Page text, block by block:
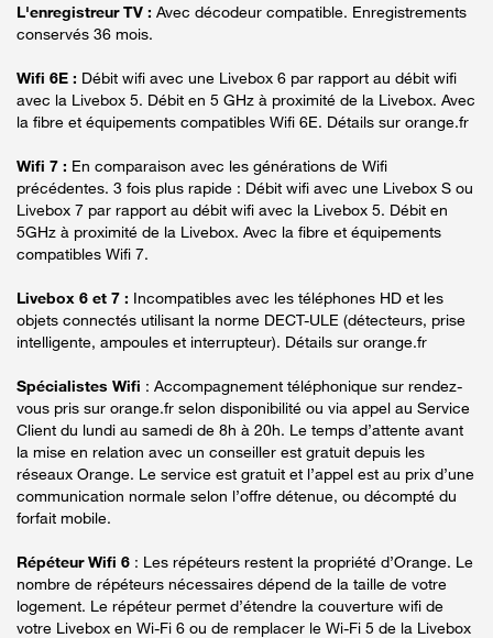
L'enregistreur TV : Avec décodeur compatible. Enregistrements
conservés 36 mois.
Wifi 6E : Débit wifi avec une Livebox 6 par rapport au débit wifi
avec la Livebox 5. Débit en 5 GHz à proximité de la Livebox. Avec
la fibre et équipements compatibles Wifi 6E. Détails sur orange.fr
Wifi 7 : En comparaison avec les générations de Wifi
précédentes. 3 fois plus rapide : Débit wifi avec une Livebox S ou
Livebox 7 par rapport au débit wifi avec la Livebox 5. Débit en
5GHz à proximité de la Livebox. Avec la fibre et équipements
compatibles Wifi 7.
Livebox 6 et 7 : Incompatibles avec les téléphones HD et les
objets connectés utilisant la norme DECT-ULE (détecteurs, prise
intelligente, ampoules et interrupteur). Détails sur orange.fr
Spécialistes Wifi : Accompagnement téléphonique sur rendez-
vous pris sur orange.fr selon disponibilité ou via appel au Service
Client du lundi au samedi de 8h à 20h. Le temps d’attente avant
la mise en relation avec un conseiller est gratuit depuis les
réseaux Orange. Le service est gratuit et l’appel est au prix d’une
communication normale selon l’offre détenue, ou décompté du
forfait mobile.
Répéteur Wifi 6 : Les répéteurs restent la propriété d’Orange. Le
nombre de répéteurs nécessaires dépend de la taille de votre
logement. Le répéteur permet d’étendre la couverture wifi de
votre Livebox en Wi-Fi 6 ou de remplacer le Wi-Fi 5 de la Livebox